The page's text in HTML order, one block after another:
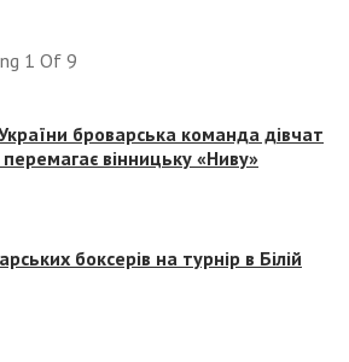
1 Of 9
броварська команда дівчат
вінницьку «Ниву»
боксерів на турнір в Білій